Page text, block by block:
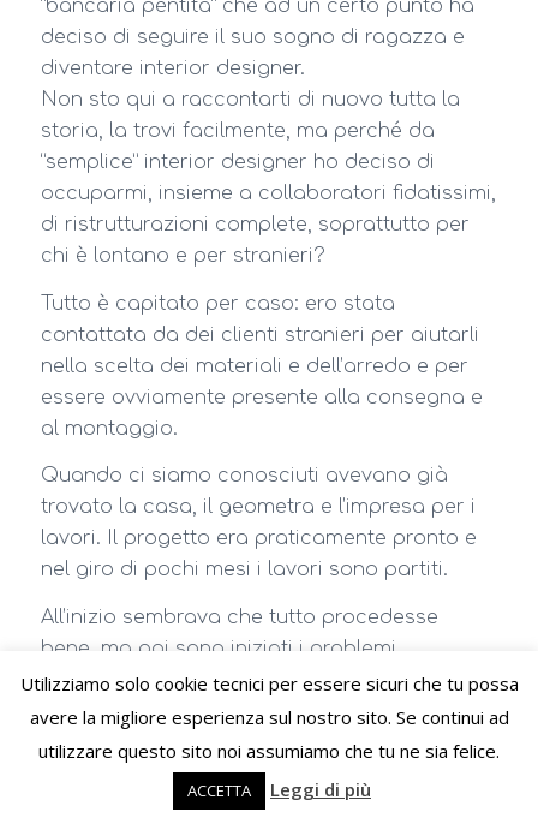
“bancaria pentita” che ad un certo punto ha
deciso di seguire il suo sogno di ragazza e
diventare interior designer.
Non sto qui a raccontarti di nuovo tutta la
storia, la trovi facilmente, ma perché da
“semplice” interior designer ho deciso di
occuparmi, insieme a collaboratori fidatissimi,
di ristrutturazioni complete, soprattutto per
chi è lontano e per stranieri?
Tutto è capitato per caso: ero stata
contattata da dei clienti stranieri per aiutarli
nella scelta dei materiali e dell’arredo e per
essere ovviamente presente alla consegna e
al montaggio.
Quando ci siamo conosciuti avevano già
trovato la casa, il geometra e l’impresa per i
lavori. Il progetto era praticamente pronto e
nel giro di pochi mesi i lavori sono partiti.
All’inizio sembrava che tutto procedesse
bene, ma poi sono iniziati i problemi.
Purtroppo per loro l’impresa scelta ha
dimostrato di non seguire le opere come
avrebbe dovuto, portando, molto ritardo
rispetto al pattuito.
Utilizziamo solo cookie tecnici per essere sicuri che tu possa
avere la migliore esperienza sul nostro sito. Se continui ad
utilizzare questo sito noi assumiamo che tu ne sia felice.
ACCETTA Leggi di più